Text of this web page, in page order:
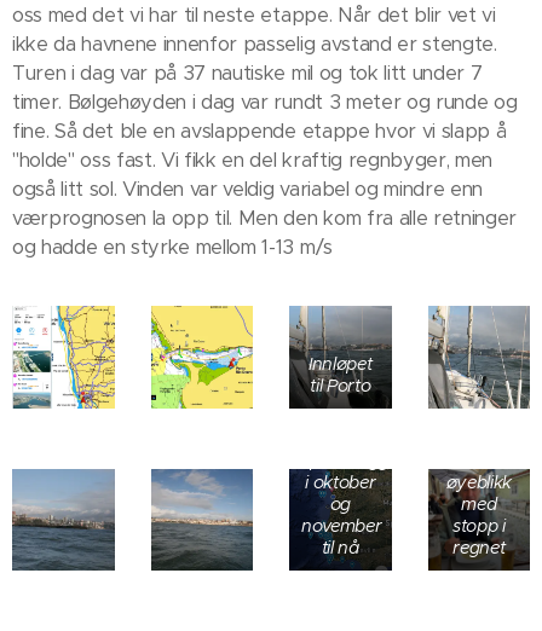
oss med det vi har til neste etappe. Når det blir vet vi
ikke da havnene innenfor passelig avstand er stengte.
Turen i dag var på 37 nautiske mil og tok litt under 7
timer. Bølgehøyden i dag var rundt 3 meter og runde og
fine. Så det ble en avslappende etappe hvor vi slapp å
"holde" oss fast. Vi fikk en del kraftig regnbyger, men
også litt sol. Vinden var veldig variabel og mindre enn
værprognosen la opp til. Men den kom fra alle retninger
og hadde en styrke mellom 1-13 m/s
Innløpet
til Porto
Kart over
hvor
seilbåter
har blitt
i oktober
og
november
til nå
øyeblikk
med
stopp i
regnet